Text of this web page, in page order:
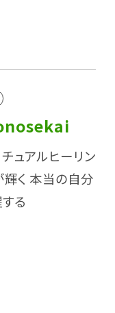
チュアルヒーリン
輝く 本当の自分
る